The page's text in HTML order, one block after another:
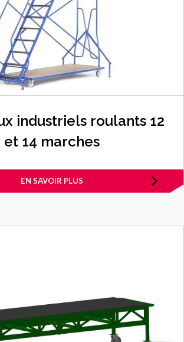
industriels roulants 12
et 14 marches
EN SAVOIR PLUS